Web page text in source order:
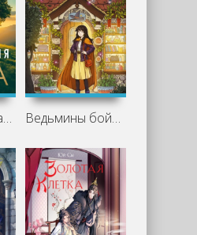
Бытие - Константин Саркисян Ведьмины бойцы - Чон Сам-хе